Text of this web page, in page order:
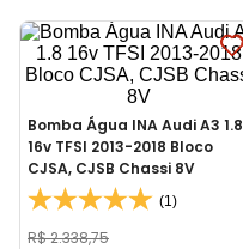
Bomba Água INA Audi A3 1.8
16v TFSI 2013-2018 Bloco
CJSA, CJSB Chassi 8V
(1)
R$2.338,75